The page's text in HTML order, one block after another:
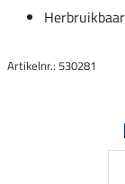
Herbruikbaar
Artikelnr.: 530281